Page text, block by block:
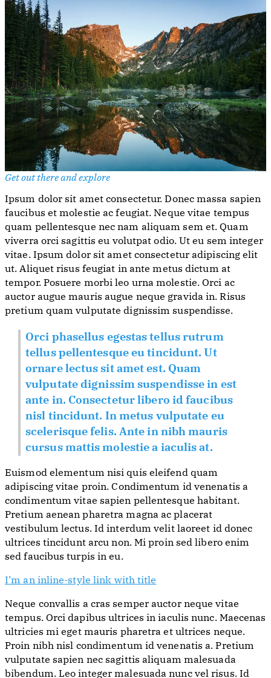
Get out there and explore
Ipsum dolor sit amet consectetur. Donec massa sapien
faucibus et molestie ac feugiat. Neque vitae tempus
quam pellentesque nec nam aliquam sem et. Quam
viverra orci sagittis eu volutpat odio. Ut eu sem integer
vitae. Ipsum dolor sit amet consectetur adipiscing elit
ut. Aliquet risus feugiat in ante metus dictum at
tempor. Posuere morbi leo urna molestie. Orci ac
auctor augue mauris augue neque gravida in. Risus
pretium quam vulputate dignissim suspendisse.
Orci phasellus egestas tellus rutrum
tellus pellentesque eu tincidunt. Ut
ornare lectus sit amet est. Quam
vulputate dignissim suspendisse in est
ante in. Consectetur libero id faucibus
nisl tincidunt. In metus vulputate eu
scelerisque felis. Ante in nibh mauris
cursus mattis molestie a iaculis at.
Euismod elementum nisi quis eleifend quam
adipiscing vitae proin. Condimentum id venenatis a
condimentum vitae sapien pellentesque habitant.
Pretium aenean pharetra magna ac placerat
vestibulum lectus. Id interdum velit laoreet id donec
ultrices tincidunt arcu non. Mi proin sed libero enim
sed faucibus turpis in eu.
I’m an inline-style link with title
Neque convallis a cras semper auctor neque vitae
tempus. Orci dapibus ultrices in iaculis nunc. Maecenas
ultricies mi eget mauris pharetra et ultrices neque.
Proin nibh nisl condimentum id venenatis a. Pretium
vulputate sapien nec sagittis aliquam malesuada
bibendum. Leo integer malesuada nunc vel risus. Id